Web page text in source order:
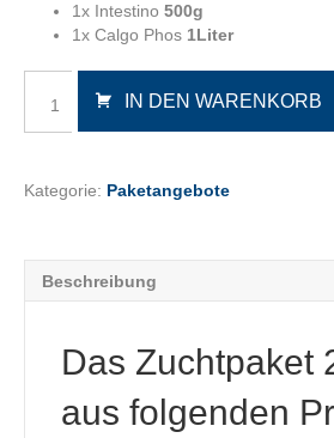
1x Intestino 500g
1x Calgo Phos 1Liter
Zuchtpaket
IN DEN WARENKORB
Kategorie: Paketangebote
Beschreibung
Das Zuchtpaket
aus folgenden